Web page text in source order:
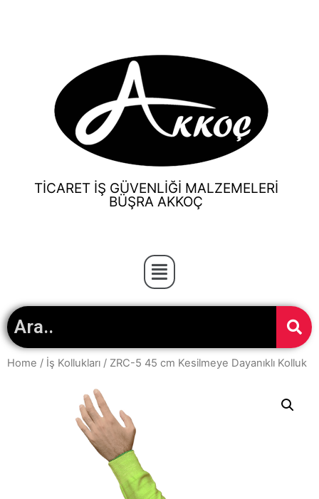
TİCARET İŞ GÜVENLİĞİ MALZEMELERİ
BÜŞRA AKKOÇ
Home / İş Kollukları / ZRC-5 45 cm Kesilmeye Dayanıklı Kolluk